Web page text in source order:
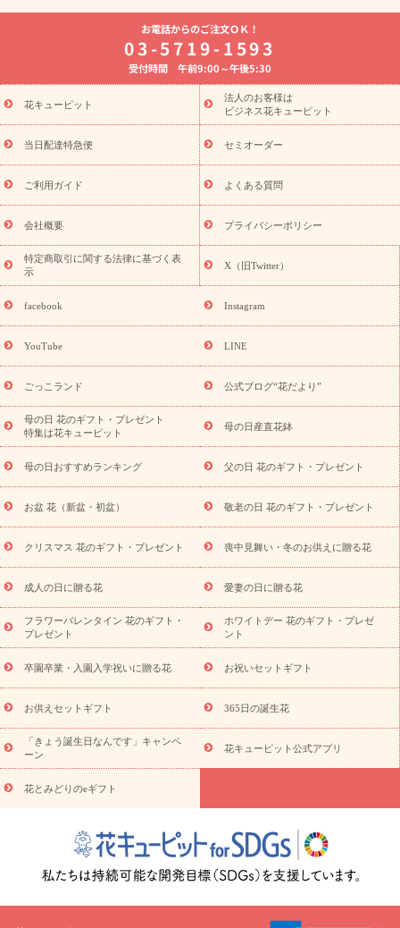
よく贈られる花
お祝いの花特集
誕生日フラワーギフト特集
8月の誕生花(トルコキキョウ)
開店・開業祝い
お供え・お悔やみ お供え・お悔やみの花
通夜・葬儀に贈る花 胡蝶蘭・花鉢
ーブドフラワー
季節のイベント
ひまわり ギフト・プレゼント
特集
お盆 花（新盆・初盆） 季節のイベント
お盆 花（新
盆・初盆）
お盆 花（新盆・初盆）
お盆・お供え 花とセットギ
フト
お盆・お供え プリザーブドフラワー
ひまわり ギフト・プ
レゼント特集
夏の花贈り・お中元・暑中見舞い 花のギフト特集
敬老の日におくる花ギフト・プレゼント特集
花ギフト・プレゼント特集
敬老の日 花のおすすめランキング
敬
老の日 花鉢植えのギフト・プレゼント特集
敬老の日 花とセットギ
フト・プレゼント特集
敬老の日の花 全てのギフト一覧
キャン
ペーン
映画『ウォーターガーディアンズ』コラボキャンペーン
「きょう誕生日なんです」キャンペーン
誕生日の花を探す
誕生日フラワーギフト 誕生日フラワーギフト特集
(トルコキキョウ)
9月の誕生花(リンドウ)
ら探す
お祝いの花特集 当日配達特急便 お祝い商品一覧
念日
結婚祝い 出産祝い 退院祝い・快気祝い
寿祝い
プチギフト ペットのお祝いフラワー
供え・お悔やみ商品一覧
お供え・お悔やみの花
四十九日法要以
お供え プリザーブドフラワー
ペットのお供えフラワー
お盆（新
盆・初盆）
その他 お祝い返し お見舞い
お取り寄せギフト
ビジネス用
ご自宅用 観葉植物 ミディ胡蝶蘭
プリザーブ
ドフラワー
スタイルから探す アレンジメント 花束
スタ
ンド花
お祝い お供え・お悔やみ 胡蝶蘭 胡蝶蘭・花鉢
ディ胡蝶蘭・お祝い
ミディ胡蝶蘭・お供え
世界初の青色胡蝶蘭
観葉植物
観葉植物 産直多肉植物
プリザーブドフラワー
お祝い
お供え・お悔やみ 花とセットギフト
セミオーダー
プチギフト（hanamore -ハナモア-）
花とみどりのeギフト
キューピットのeGfit
カラー ピンク イエローオレンジ
レッ
ド
お花の種類 トルコキキョウ
お祝い お祝い・3000円～ お祝い・4000円～
お祝い・
5000円～
お祝い・7000円～ お祝い・ 10000円～
お供え・お
悔やみ
円～
お供え・お悔やみ・
読み物
いのマナー
定年退職祝いのマナー
お祝いを贈るときのマナー・
花キューピットのお祝いコラム一覧
誕生日のお花を「色
彩心理学」で選ぶ方法
結婚祝いの予算相場
出産祝いお役立ち情
お電話からのご注文ＯＫ！
03-5719-1593
受付時間 午前9:00～午後5:30
花キューピット
法人のお客様は
ビジネス花キューピット
当日配達特急便 セミオーダー
ご利用ガイド よくある質問
会社概要 プライバシーポリシー
特定商取引に関する法律に基づく表
示
X（旧Twitter）
facebook Instagram
YouTube LINE
ごっこランド 公式ブログ“花だより”
母の日 花のギフト・プレゼント
特集は花キューピット
母の日産直花鉢
母の日おすすめランキング 父の日 花のギフト・プレゼント
お盆 花（新盆・初盆） 敬老の日 花のギフト・プレゼント
クリスマス 花のギフト・プレゼント 喪中見舞い・冬のお供えに贈る花
成人の日に贈る花 愛妻の日に贈る花
フラワーバレンタイン 花のギフト・
プレゼント
ホワイトデー 花のギフト・プレゼ
ント
卒園卒業・入園入学祝いに贈る花 お祝いセットギフト
お供えセットギフト 365日の誕生花
「きょう誕生日なんです」キャンペ
ーン
花キューピット公式アプリ
花とみどりのeギフト